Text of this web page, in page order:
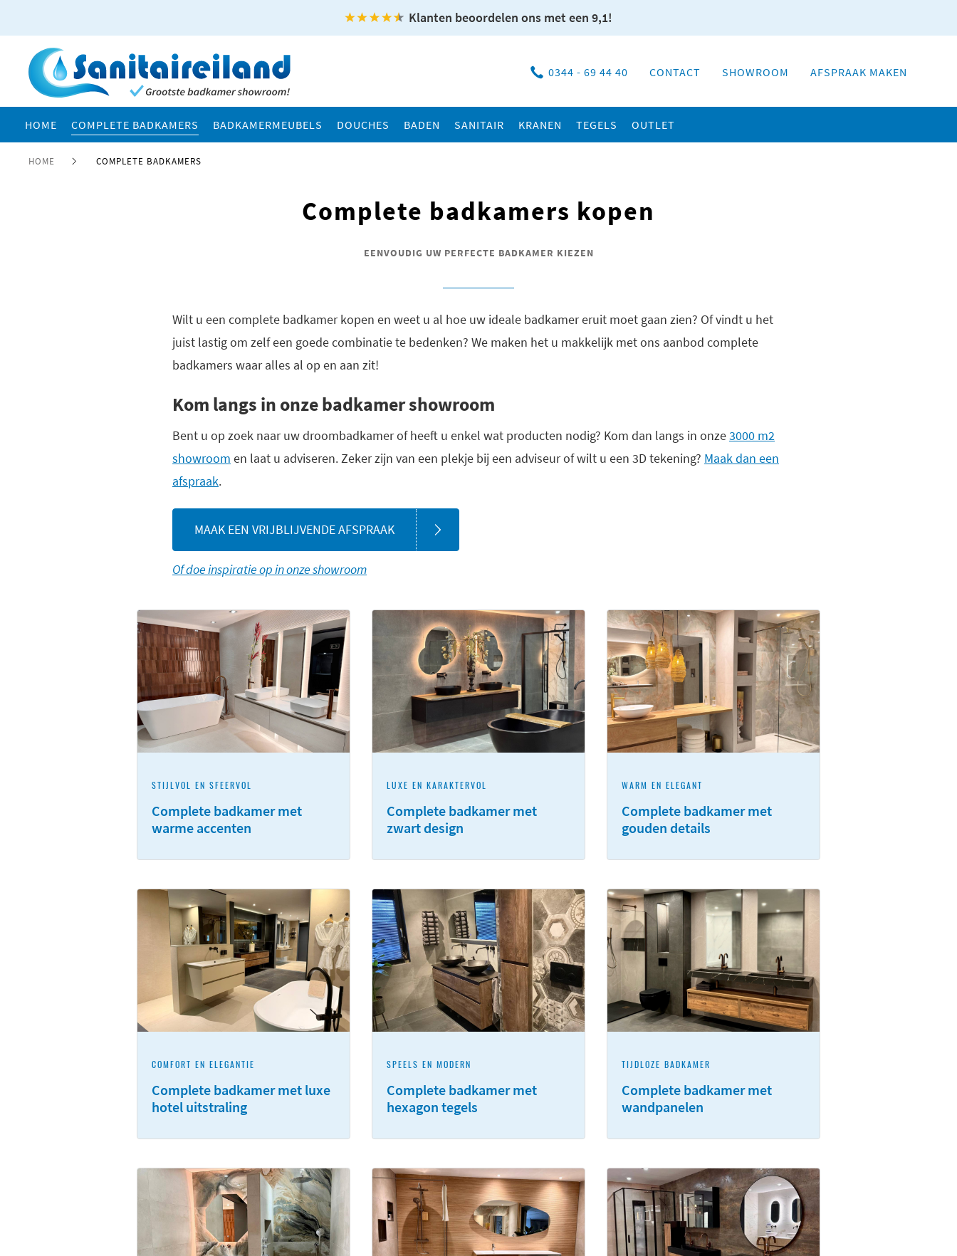
Klanten beoordelen ons met een 9,1!
0344 - 69 44 40 CONTACT SHOWROOM AFSPRAAK MAKEN
HOME COMPLETE BADKAMERS BADKAMERMEUBELS DOUCHES BADEN SANITAIR KRANEN TEGELS OUTLET
HOME COMPLETE BADKAMERS
Complete badkamers kopen
EENVOUDIG UW PERFECTE BADKAMER KIEZEN
Wilt u een complete badkamer kopen en weet u al hoe uw ideale badkamer eruit moet gaan zien? Of vindt u het
juist lastig om zelf een goede combinatie te bedenken? We maken het u makkelijk met ons aanbod complete
badkamers waar alles al op en aan zit!
Kom langs in onze badkamer showroom
Bent u op zoek naar uw droombadkamer of heeft u enkel wat producten nodig? Kom dan langs in onze3000 m2
showroom en laat u adviseren. Zeker zijn van een plekje bij een adviseur of wilt u een 3D tekening? Maak dan een
afspraak.
MAAK EEN VRIJBLIJVENDE AFSPRAAK
Of doe inspiratie op in onze showroom
STIJLVOL EN SFEERVOL
Complete badkamer met
warme accenten
LUXE EN KARAKTERVOL
Complete badkamer met
zwart design
WARM EN ELEGANT
Complete badkamer met
gouden details
COMFORT EN ELEGANTIE
Complete badkamer met luxe
hotel uitstraling
SPEELS EN MODERN
Complete badkamer met
hexagon tegels
TIJDLOZE BADKAMER
Complete badkamer met
wandpanelen